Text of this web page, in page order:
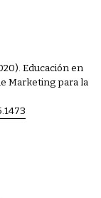
Educación en
Marketing para la